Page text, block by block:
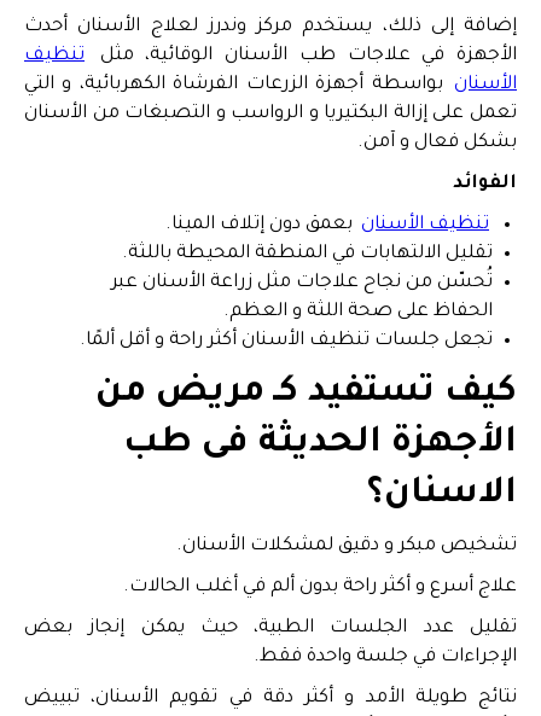
إضافة إلى ذلك، يستخدم مركز وندرز لعلاج الأسنان أحدث
الأجهزة في علاجات طب الأسنان الوقائية، مثل
تنظيف
الأسنان
بواسطة أجهزة الزرعات الفرشاة الكهربائية، و التي
تعمل على إزالة البكتيريا و الرواسب و التصبغات من الأسنان
بشكل فعال و آمن.
الفوائد
تنظيف الأسنان بعمق دون إتلاف المينا.
تقليل الالتهابات في المنطقة المحيطة باللثة.
تُحسّن من نجاح علاجات مثل زراعة الأسنان عبر
الحفاظ على صحة اللثة و العظم.
تجعل جلسات تنظيف الأسنان أكثر راحة و أقل ألمًا.
كيف تستفيد كـ مريض من
الأجهزة الحديثة فى طب
الاسنان؟
تشخيص مبكر و دقيق لمشكلات الأسنان.
علاج أسرع و أكثر راحة بدون ألم في أغلب الحالات.
تقليل عدد الجلسات الطبية، حيث يمكن إنجاز بعض
الإجراءات في جلسة واحدة فقط.
نتائج طويلة الأمد و أكثر دقة في تقويم الأسنان، تبييض